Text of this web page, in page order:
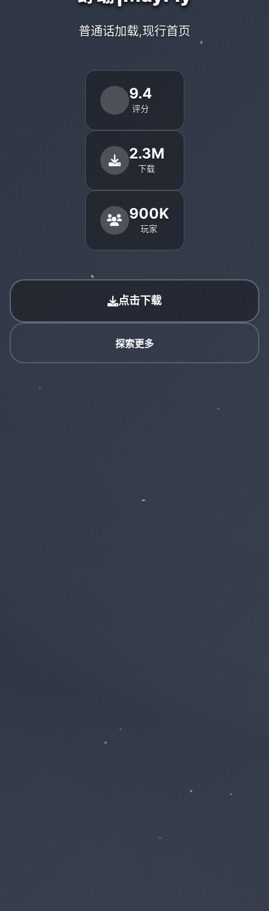
普通话加载,现行首页
9.4
评分
2.3M
下载
900K
玩家
点击下载
探索更多